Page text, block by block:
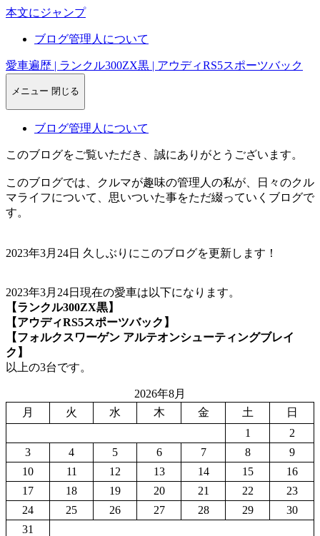
本文にジャンプ
ブログ管理人について
愛車遍歴 | ランクル300ZX黒 | アウディRS5スポーツバック
メニュー 閉じる
ブログ管理人について
このブログをご覧いただき、誠にありがとうございます。
このブログでは、クルマが趣味の管理人の私が、日々のクル
マライフについて、思いついた事をただ綴っていくブログで
す。
2023年3月24日 久しぶりにこのブログを更新します！
2023年3月24日現在の愛車は以下になります。
【ランクル300ZX黒】
【アウディRS5スポーツバック】
【フォルクスワーゲン アルテオンシューティングブレイ
ク】
以上の3台です。
2026年8月
月
火 水 木 金 土
日
1
2
3
4 5 6 7 8
9
10
11 12 13 14 15
16
17
18 19 20 21 22
23
24
25 26 27 28 29
30
31